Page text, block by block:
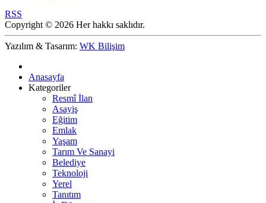
RSS
Copyright © 2026 Her hakkı saklıdır.
Yazılım & Tasarım: WK Bilişim
Anasayfa
Kategoriler
Resmî İlan
Asayiş
Eğitim
Emlak
Yaşam
Tarım Ve Sanayi
Belediye
Teknoloji
Yerel
Tanıtım